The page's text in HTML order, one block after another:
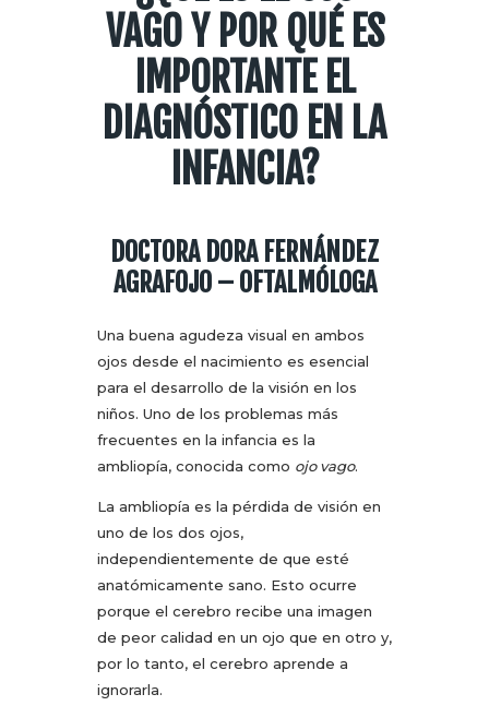
VAGO Y POR QUÉ ES
IMPORTANTE EL
DIAGNÓSTICO EN LA
INFANCIA?
DOCTORA DORA FERNÁNDEZ
AGRAFOJO – OFTALMÓLOGA
Una buena agudeza visual en ambos
ojos desde el nacimiento es esencial
para el desarrollo de la visión en los
niños. Uno de los problemas más
frecuentes en la infancia es la
ambliopía, conocida como ojo vago.
La ambliopía es la pérdida de visión en
uno de los dos ojos,
independientemente de que esté
anatómicamente sano. Esto ocurre
porque el cerebro recibe una imagen
de peor calidad en un ojo que en otro y,
por lo tanto, el cerebro aprende a
ignorarla.